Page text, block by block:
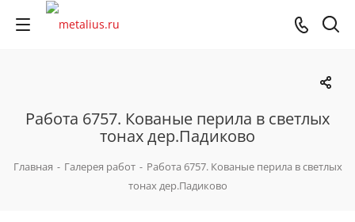
Работа 6757. Кованые перила в светлых
тонах дер.Падиково
Главная - Галерея работ - Работа 6757. Кованые перила в светлых
тонах дер.Падиково